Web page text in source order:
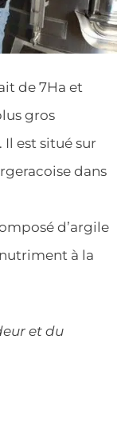
de 7Ha et
gros
est situé sur
dans
d’argile
à la
et du